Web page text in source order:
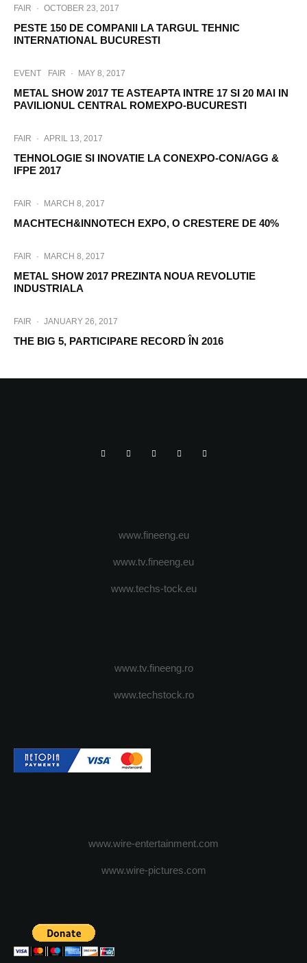
FAIR · OCTOBER 23, 2017
PESTE 150 DE COMPANII LA TARGUL TEHNIC
INTERNATIONAL BUCURESTI
EVENT FAIR · MAY 8, 2017
METAL SHOW 2017 TE ASTEAPTA INTRE 17 SI 20 MAI IN
PAVILIONUL CENTRAL ROMEXPO-BUCURESTI
FAIR · APRIL 13, 2017
TEHNOLOGIE SI INOVATIE LA CONEXPO-CON/AGG &
IFPE 2017
FAIR · MARCH 8, 2017
MACHTECH&INNOTECH EXPO, O CRESTERE DE 40%
FAIR · MARCH 8, 2017
METAL SHOW 2017 PREZINTA NOUA REVOLUTIE
INDUSTRIALA
FAIR · JANUARY 26, 2017
THE BIG 5, PARTICIPARE RECORD ÎN 2016
www.fineeng.eu
www.tv.fineeng.eu
www.techs-tock.eu
www.tv.fineeng.ro
www.techstock.ro
www.wire-entertainment.com
www.wire-pictures.com